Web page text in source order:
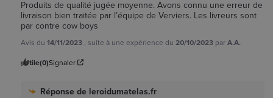
Produits de qualité jugée moyenne. Avons connu une erreur de
livraison bien traitée par l’équipe de Verviers. Les livreurs sont
par contre cow boys
Avis du 14/11/2023 , suite à une expérience du 20/10/2023 parA.A.
Utile(0)Signaler
Réponse de leroidumatelas.fr